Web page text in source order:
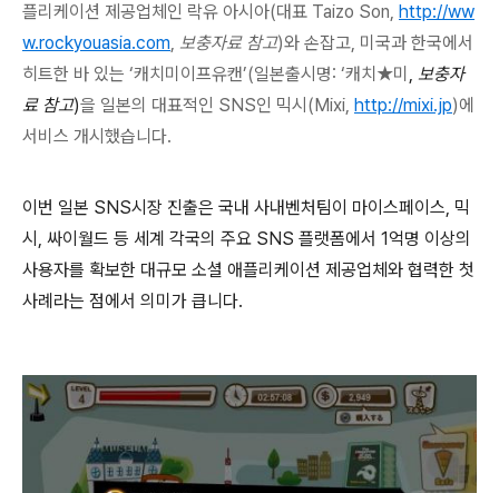
플리케이션 제공업체인 락유 아시아(대표 Taizo Son, http://ww
w.rockyouasia.com, 보충자료 참고)와 손잡고, 미국과 한국에서
히트한 바 있는 ‘캐치미이프유캔’(일본출시명: ‘캐치★미 , 보충자
료 참고)을 일본의 대표적인 SNS인 믹시 (Mixi, http://mixi.jp)에
서비스 개시했습니다.
이번 일본 SNS시장 진출은 국내 사내벤처팀이 마이스페이스, 믹
시 , 싸이월드 등 세계 각국의 주요 SNS 플랫폼에서 1억명 이상의
사용자를 확보한 대규모 소셜 애플리케이션 제공업체와 협력한 첫
사례라는 점에서 의미가 큽니다.